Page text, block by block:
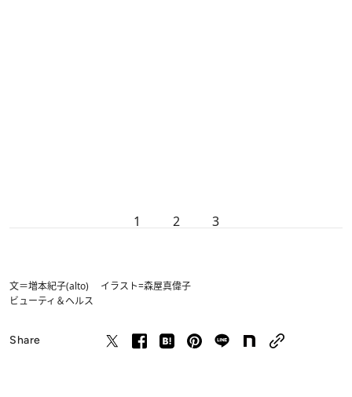
1 2 3
文＝増本紀子(alto) イラスト=森屋真偉子
ビューティ＆ヘルス
Share